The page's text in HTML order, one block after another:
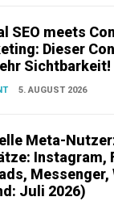
SEO meets
Dieser
Sichtbarkeit!
5. AUGUST 2026
Meta-
Instagram,
Messenger,
Juli 2026)